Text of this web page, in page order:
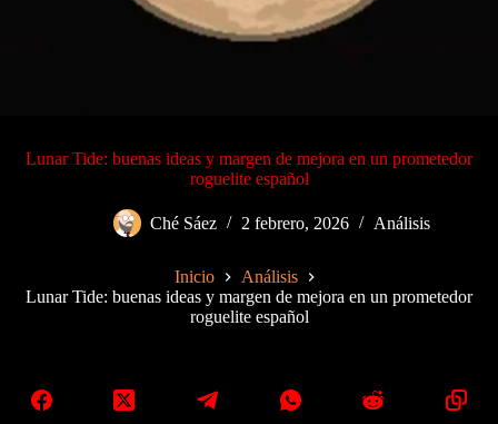
Lunar Tide: buenas ideas y margen de mejora en un prometedor
roguelite español
Ché Sáez 2 febrero, 2026 Análisis
Inicio
Análisis
Lunar Tide: buenas ideas y margen de mejora en un prometedor
roguelite español